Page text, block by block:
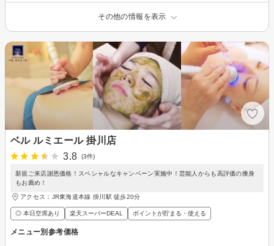
その他の情報を表示
ベル ルミエール 掛川店
3.8
(3件)
新規ご来店謝恩価格！スペシャルなキャンペーン実施中！芸能人からも高評価の痩身
もお薦め！
アクセス：JR東海道本線 掛川駅 徒歩20分
◎ 本日空席あり 楽天スーパーDEAL ポイントが貯まる・使える
メニュー別参考価格